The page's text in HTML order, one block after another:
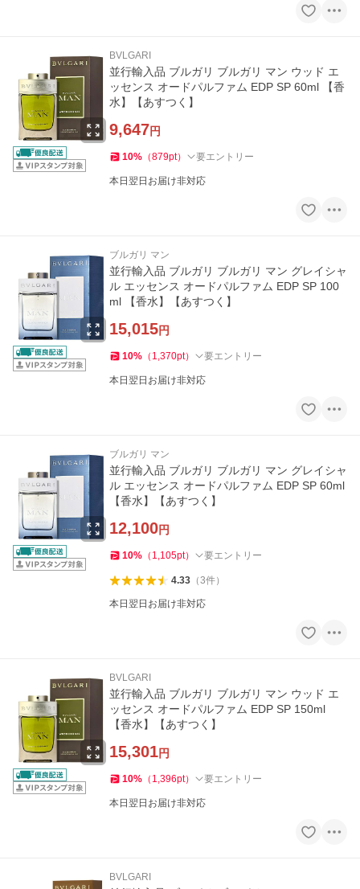
BVLGARI
並行輸入品 ブルガリ ブルガリ マン ウッド エ
ッセンス オードパルファム EDP SP 60ml 【香
水】【あすつく】
9,647円
10% （879pt） 要エントリー
本日翌日お届け非対応
ブルガリ マン
並行輸入品 ブルガリ ブルガリ マン グレイシャ
ル エッセンス オードパルファム EDP SP 100
ml 【香水】【あすつく】
15,015円
10% （ 1,370pt） 要エントリー
本日翌日お届け非対応
ブルガリ マン
並行輸入品 ブルガリ ブルガリ マン グレイシャ
ル エッセンス オードパルファム EDP SP 60ml
【香水】【あすつく】
12,100円
10% （ 1,105pt） 要エントリー
4.33（3件）
本日翌日お届け非対応
BVLGARI
並行輸入品 ブルガリ ブルガリ マン ウッド エ
ッセンス オードパルファム EDP SP 150ml
【香水】【あすつく】
15,301円
10% （ 1,396pt） 要エントリー
本日翌日お届け非対応
BVLGARI